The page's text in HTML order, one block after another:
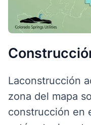
Laconstrucción
zona del mapa
construcción en